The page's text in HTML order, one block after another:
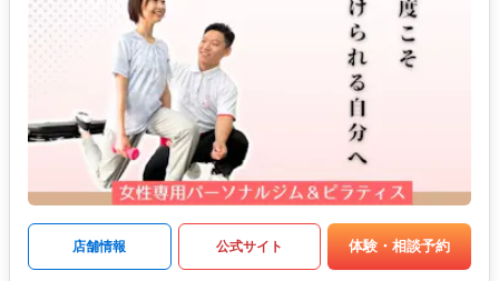
店舗情報 公式サイト 体験・相談予約